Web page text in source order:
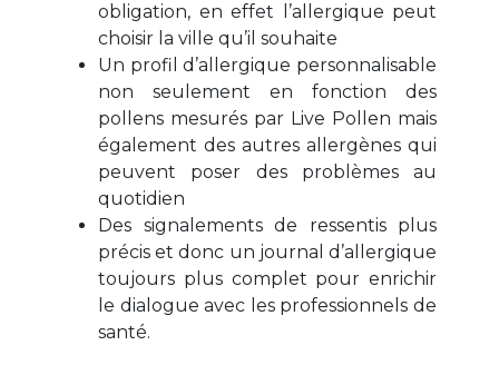
obligation, en effet l’allergique peut
choisir la ville qu’il souhaite
Un profil d’allergique personnalisable
non seulement en fonction des
pollens mesurés par Live Pollen mais
également des autres allergènes qui
peuvent poser des problèmes au
quotidien
Des signalements de ressentis plus
précis et donc un journal d’allergique
toujours plus complet pour enrichir
le dialogue avec les professionnels de
santé.